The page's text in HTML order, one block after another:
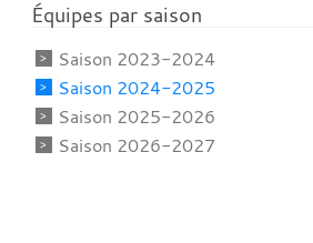
Équipes par saison
Saison 2023-2024
Saison 2024-2025
Saison 2025-2026
Saison 2026-2027